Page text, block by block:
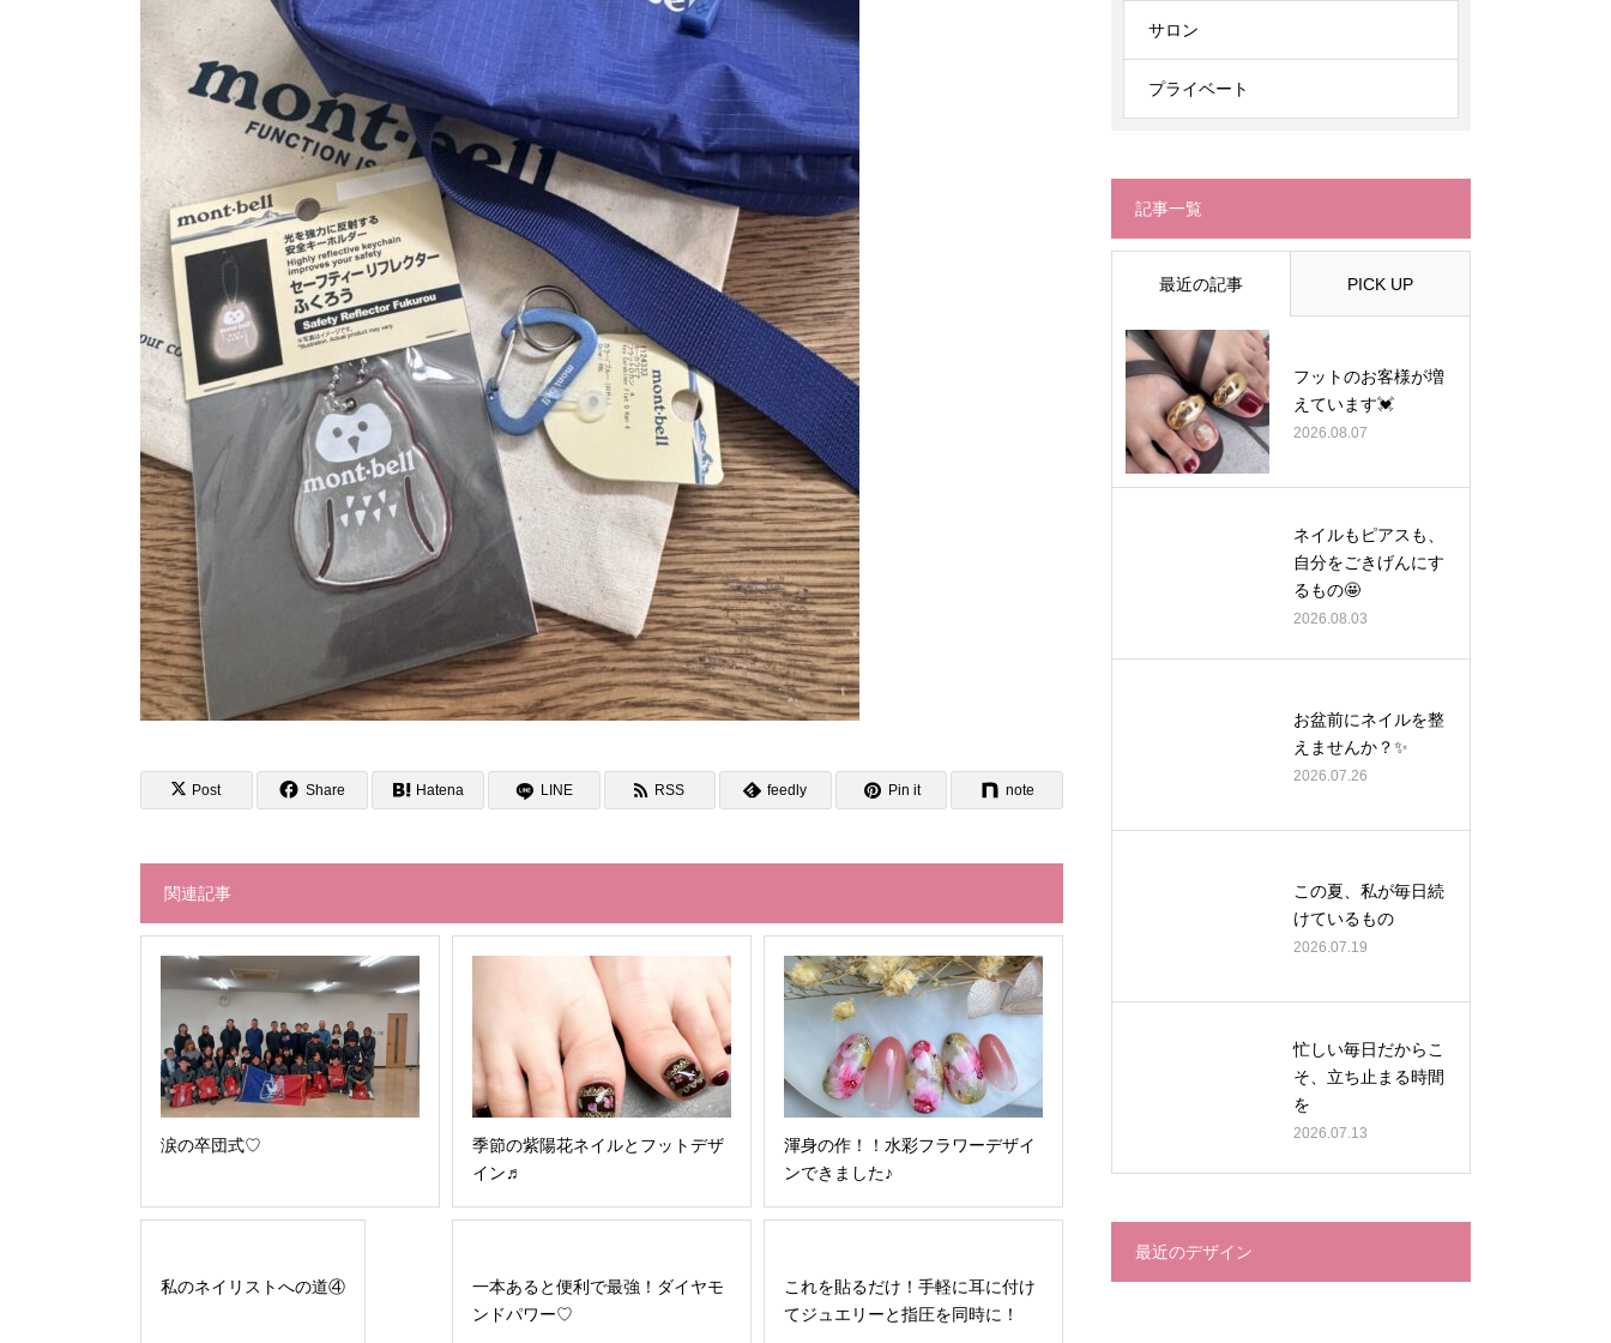
Post Share Hatena LINE RSS feedly Pin it note
関連記事
涙の卒団式♡
季節の紫陽花ネイルとフットデザ
イン♬
渾身の作！！水彩フラワーデザイ
ンできました♪
私のネイリストへの道④
一本あると便利で最強！ダイヤモ
ンドパワー♡
これを貼るだけ！手軽に耳に付け
てジュエリーと指圧を同時に！
サロン
プライベート
記事一覧
最近の記事 PICK UP
フットのお客様が増
えています💓
2026.08.07
ネイルもピアスも、
自分をごきげんにす
るもの🤩
2026.08.03
お盆前にネイルを整
えませんか？✨
2026.07.26
この夏、私が毎日続
けているもの
2026.07.19
忙しい毎日だからこ
そ、立ち止まる時間
を
2026.07.13
最近のデザイン